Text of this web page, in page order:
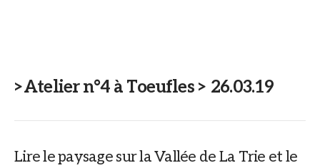
>Atelier n°4 à Toeufles > 26.03.19
Lire le paysage sur la Vallée de La Trie et le